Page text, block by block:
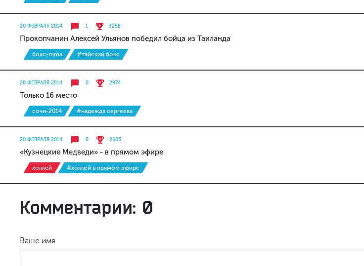
20 ФЕВРАЛЯ 2014 1 3258
Прокопчанин Алексей Ульянов победил бойца из Таиланда
бокс-mma #тайский бокс
20 ФЕВРАЛЯ 2014 0 2974
Только 16 место
сочи-2014 #надежда сергеева
20 ФЕВРАЛЯ 2014 0 2503
«Кузнецкие Медведи» - в прямом эфире
хоккей #хоккей в прямом эфире
Комментарии: 0
Ваше имя